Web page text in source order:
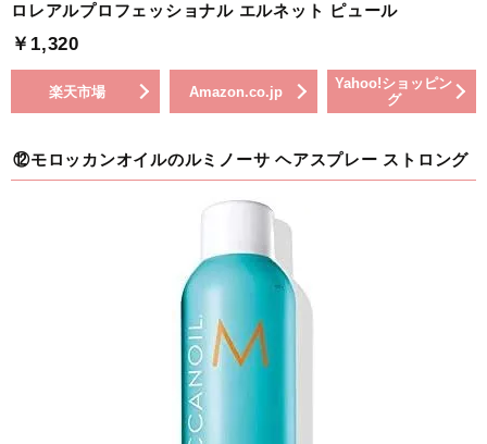
ロレアルプロフェッショナル エルネット ピュール
￥1,320
楽天市場 Amazon.co.jp
Yahoo!ショッピン
グ
⑫モロッカンオイルのルミノーサ ヘアスプレー ストロング